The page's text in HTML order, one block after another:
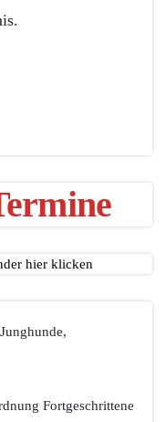
hier klicken
Fortgeschrittene